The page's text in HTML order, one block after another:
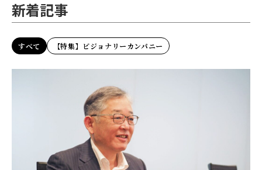
新着記事
すべて 【特集】ビジョナリーカンパニー